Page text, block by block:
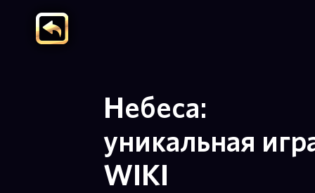
Небеса:
уникальная
WIKI